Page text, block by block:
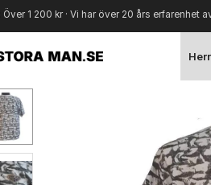
Över 1 200 kr · Vi har över 20 års erfarenhet